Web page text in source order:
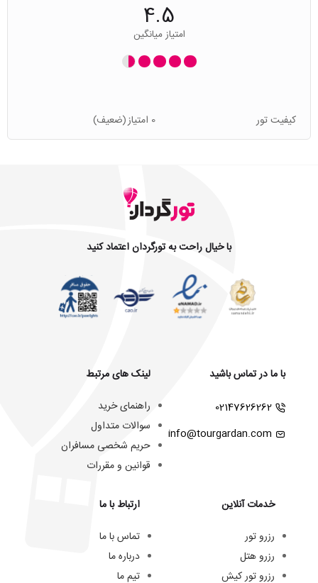
4.5
امتیاز میانگین
کیفیت تور 0 امتیاز (ضعیف)
با خیال راحت به تورگردان اعتماد کنید
با ما در تماس باشید
02147626262
info@tourgardan.com
خدمات آنلاین
رزرو تور
رزرو هتل
رزرو تور کیش
لینک های مرتبط
راهنمای خرید
سوالات متداول
حریم شخصی مسافران
قوانین و مقررات
ارتباط با ما
تماس با ما
درباره ما
تیم ما